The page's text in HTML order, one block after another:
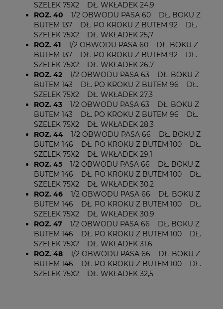
SZELEK 75X2 DŁ. WKŁADEK 24,9
ROZ. 40
1/2 OBWODU PASA 60 DŁ. BOKU Z
BUTEM 137 DŁ. PO KROKU Z BUTEM 92 DŁ.
SZELEK 75X2 DŁ. WKŁADEK 25,7
ROZ. 41
1/2 OBWODU PASA 60 DŁ. BOKU Z
BUTEM 137 DŁ. PO KROKU Z BUTEM 92 DŁ.
SZELEK 75X2 DŁ. WKŁADEK 26,7
ROZ. 42
1/2 OBWODU PASA 63 DŁ. BOKU Z
BUTEM 143 DŁ. PO KROKU Z BUTEM 96 DŁ.
SZELEK 75X2 DŁ. WKŁADEK 27,3
ROZ. 43
1/2 OBWODU PASA 63 DŁ. BOKU Z
BUTEM 143 DŁ. PO KROKU Z BUTEM 96 DŁ.
SZELEK 75X2 DŁ. WKŁADEK 28,3
ROZ. 44
1/2 OBWODU PASA 66 DŁ. BOKU Z
BUTEM 146 DŁ. PO KROKU Z BUTEM 100 DŁ.
SZELEK 75X2 DŁ. WKŁADEK 29,1
ROZ. 45
1/2 OBWODU PASA 66 DŁ. BOKU Z
BUTEM 146 DŁ. PO KROKU Z BUTEM 100 DŁ.
SZELEK 75X2 DŁ. WKŁADEK 30,2
ROZ. 46
1/2 OBWODU PASA 66 DŁ. BOKU Z
BUTEM 146 DŁ. PO KROKU Z BUTEM 100 DŁ.
SZELEK 75X2 DŁ. WKŁADEK 30,9
ROZ. 47
1/2 OBWODU PASA 66 DŁ. BOKU Z
BUTEM 146 DŁ. PO KROKU Z BUTEM 100 DŁ.
SZELEK 75X2 DŁ. WKŁADEK 31,6
ROZ. 48
1/2 OBWODU PASA 66 DŁ. BOKU Z
BUTEM 146 DŁ. PO KROKU Z BUTEM 100 DŁ.
SZELEK 75X2 DŁ. WKŁADEK 32,5